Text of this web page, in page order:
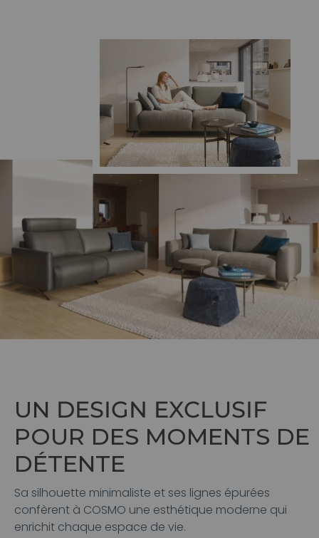
UN DESIGN EXCLUSIF
POUR DES MOMENTS DE
DÉTENTE
Sa silhouette minimaliste et ses lignes épurées
confèrent à COSMO une esthétique moderne qui
enrichit chaque espace de vie.